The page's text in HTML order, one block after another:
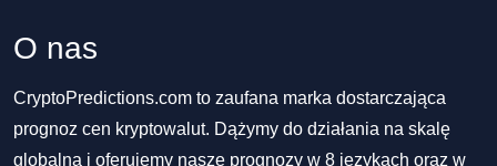
O nas
CryptoPredictions.com to zaufana marka dostarczająca
prognoz cen kryptowalut. Dążymy do działania na skalę
globalną i oferujemy nasze prognozy w 8 językach oraz w